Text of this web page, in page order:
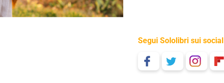
Segui Sololibri sui social